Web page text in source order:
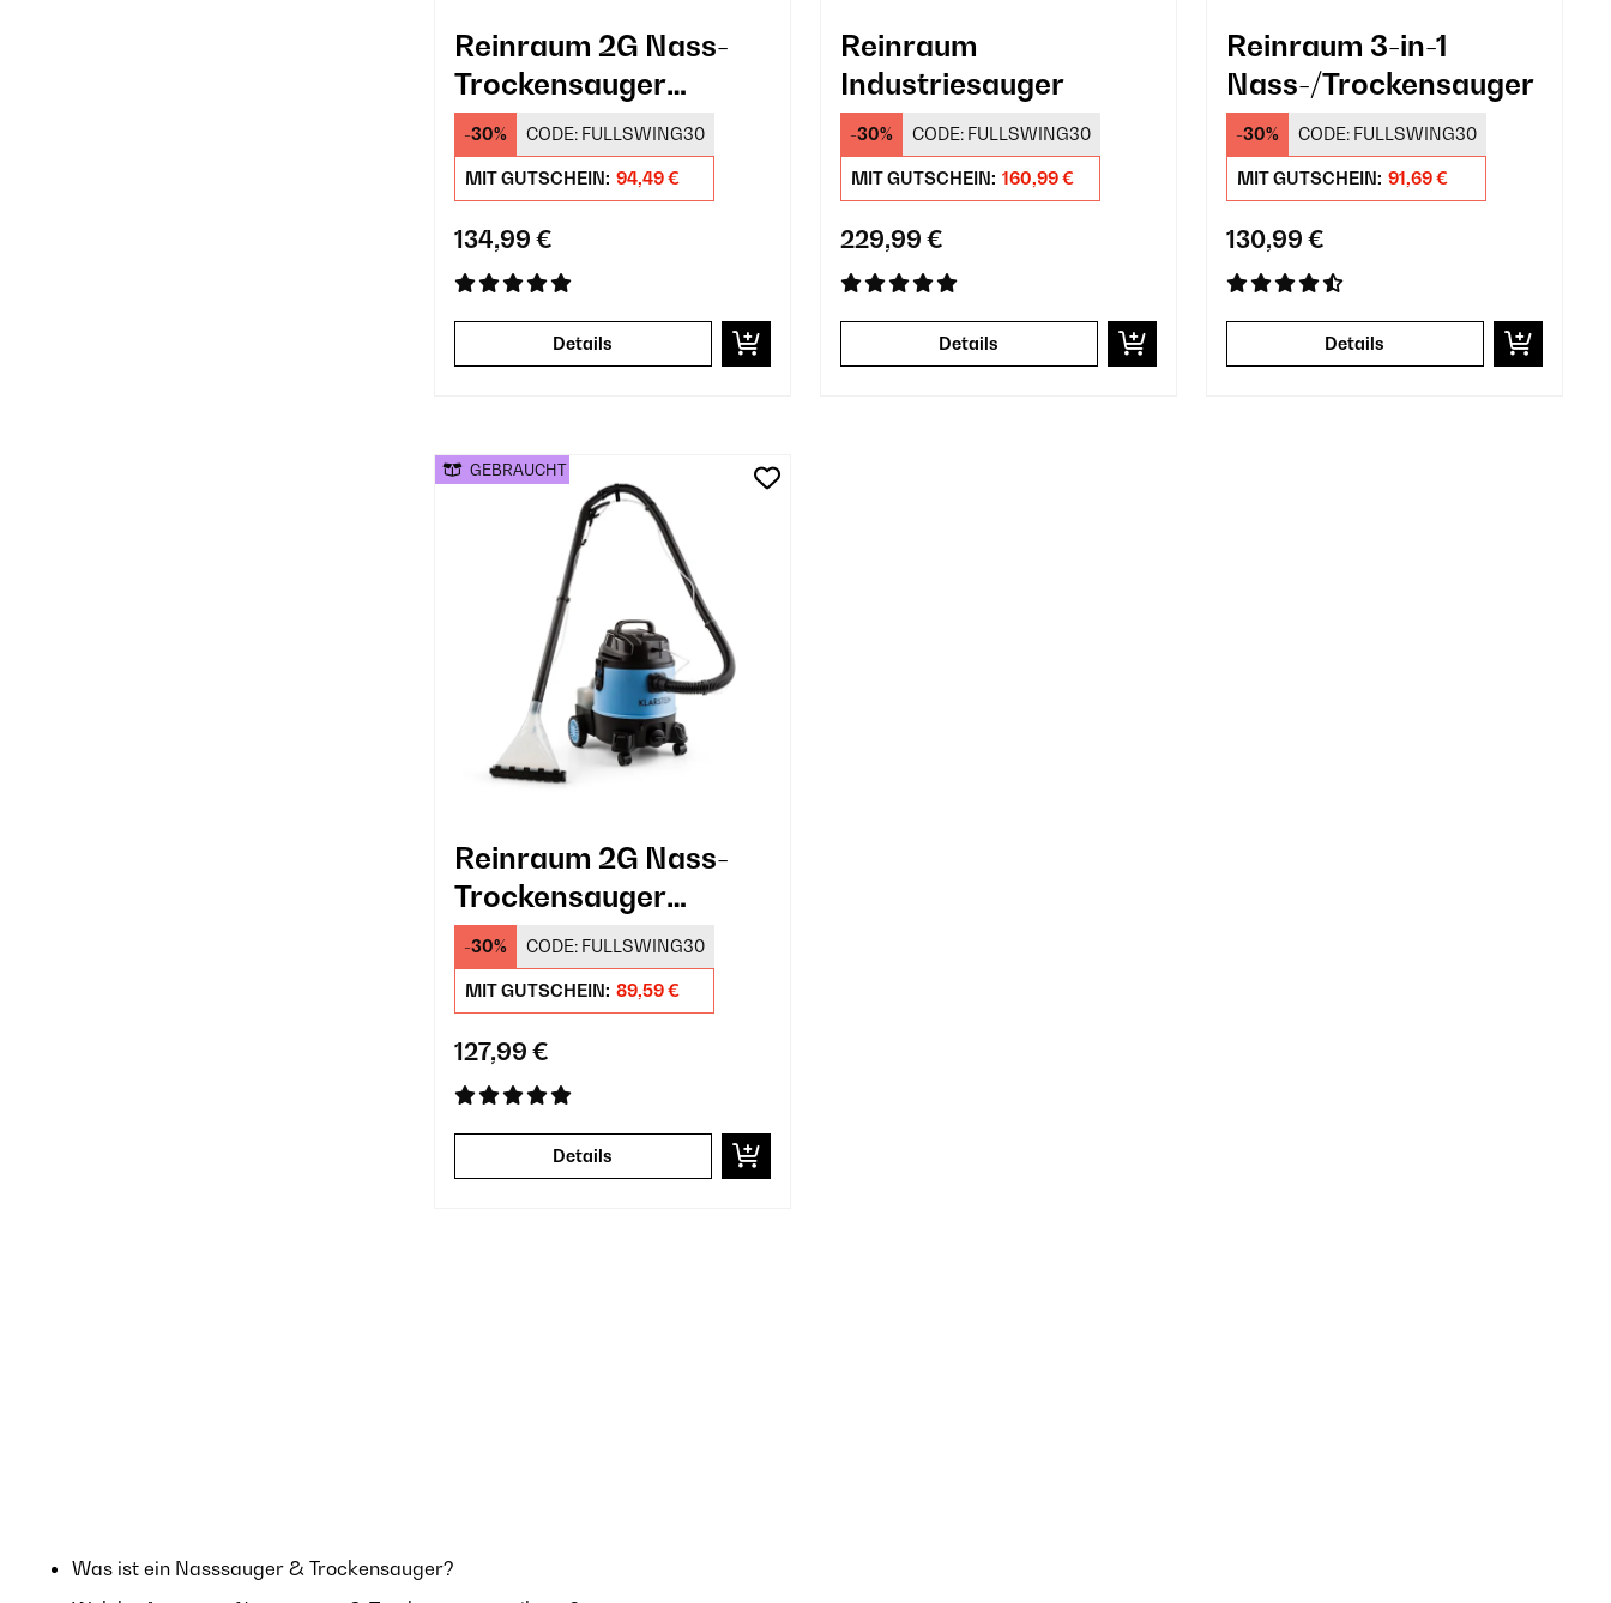
Reinraum 2G Nass-
Trockensauger
Teppichreiniger
-30% CODE: FULLSWING30
MIT GUTSCHEIN: 94,49 €
134,99 €
Details
Reinraum
Industriesauger
-30% CODE: FULLSWING30
MIT GUTSCHEIN: 160,99 €
229,99 €
Details
Reinraum 3-in-1
Nass-/Trockensauger
-30% CODE: FULLSWING30
MIT GUTSCHEIN: 91,69 €
130,99 €
Details
Reinraum 2G Nass-
Trockensauger
Teppichreiniger
-30% CODE: FULLSWING30
MIT GUTSCHEIN: 89,59 €
127,99 €
Details
GEBRAUCHT
Was ist ein Nasssauger & Trockensauger?